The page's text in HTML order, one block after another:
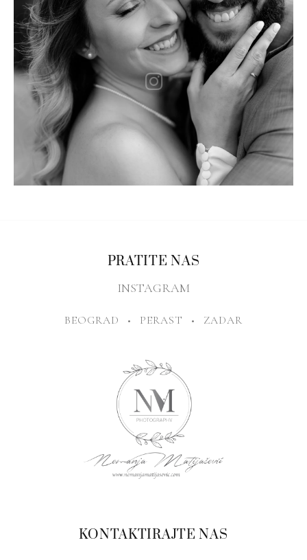
PRATITE NAS
INSTAGRAM
BEOGRAD • PERAST • ZADAR
KONTAKTIRAJTE NAS